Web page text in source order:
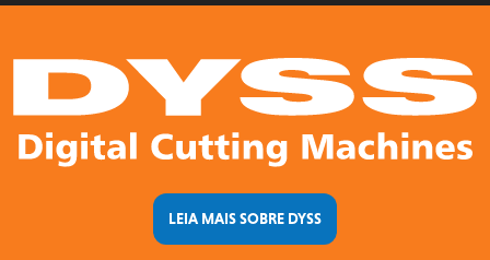
LEIA MAIS SOBRE DYSS